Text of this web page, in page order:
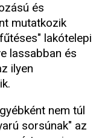
és
mutatkozik
lakótelepi
lassabban és
ilyen
nem túl
sorsúnak" az